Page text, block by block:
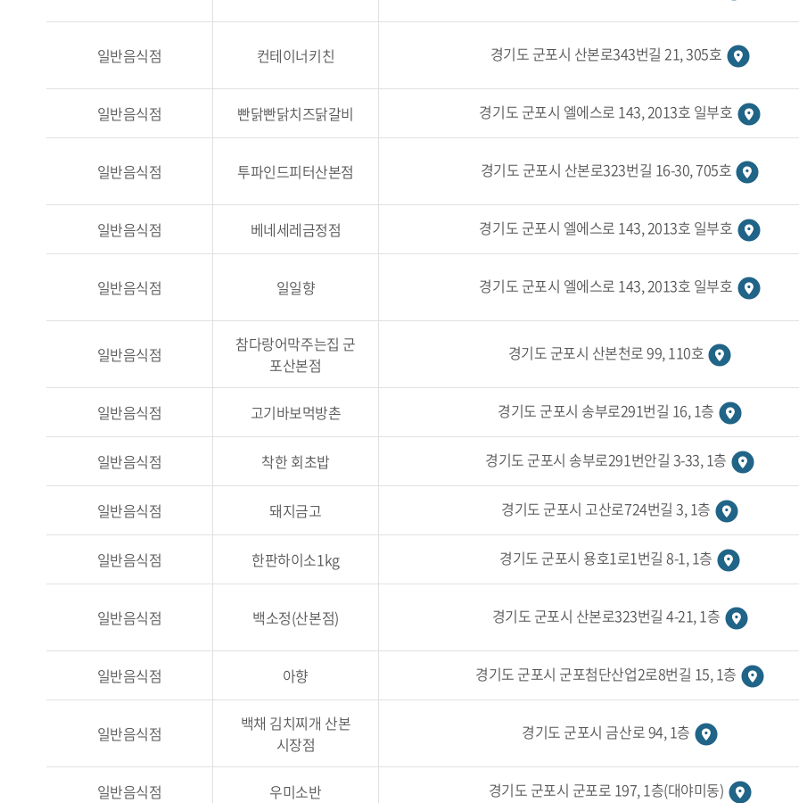
일반음식점 컨테이너키친 경기도 군포시 산본로343번길 21, 305호
일반음식점 빤닭빤닭치즈닭갈비 경기도 군포시 엘에스로 143, 2013호 일부호
일반음식점 투파인드피터산본점 경기도 군포시 산본로323번길 16-30, 705호
일반음식점 베네세레금정점 경기도 군포시 엘에스로 143, 2013호 일부호
일반음식점 일일향 경기도 군포시 엘에스로 143, 2013호 일부호
일반음식점
참다랑어막주는집 군
포산본점
경기도 군포시 산본천로 99, 110호
일반음식점 고기바보먹방촌 경기도 군포시 송부로291번길 16, 1층
일반음식점 착한 회초밥 경기도 군포시 송부로291번안길 3-33, 1층
일반음식점 돼지금고 경기도 군포시 고산로724번길 3, 1층
일반음식점 한판하이소1kg 경기도 군포시 용호1로1번길 8-1, 1층
일반음식점 백소정(산본점) 경기도 군포시 산본로323번길 4-21, 1층
일반음식점 아향 경기도 군포시 군포첨단산업2로8번길 15, 1층
일반음식점
백채 김치찌개 산본
시장점
경기도 군포시 금산로 94, 1층
일반음식점 우미소반 경기도 군포시 군포로 197, 1층(대야미동)